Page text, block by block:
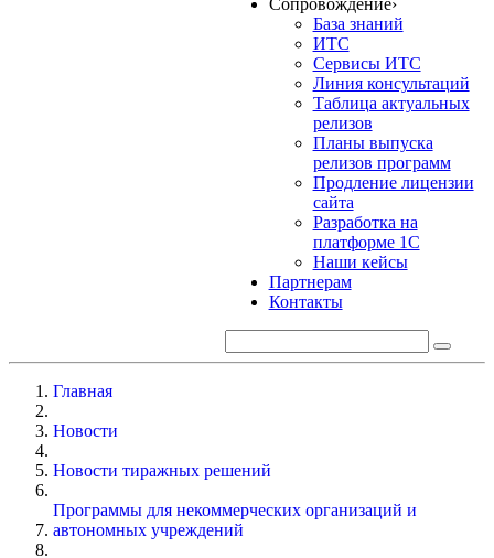
База знаний
ИТС
Сервисы ИТС
Линия консультаций
Таблица актуальных
релизов
Планы выпуска
релизов программ
Продление лицензии
сайта
Разработка на
платформе 1С
Наши кейсы
Партнерам
Контакты
Главная
Новости
Новости тиражных решений
Программы для некоммерческих организаций и
автономных учреждений